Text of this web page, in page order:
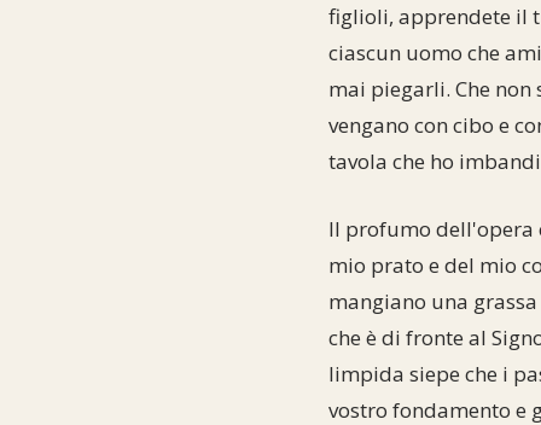
figlioli, apprendete il
ciascun uomo che
mai piegarli. Che
vengano con cibo e
tavola che ho
Il profumo dell'opera
mio prato e del mio
mangiano una
che è di fronte al
limpida siepe che i
vostro fondamento e